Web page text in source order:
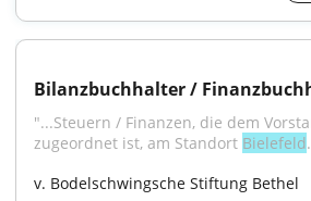
Bilanzbuchhalter /
"...Steuern / Finanzen, die dem
zugeordnet ist, am Standort Bielefeld
v. Bodelschwingsche Stiftung Bethel